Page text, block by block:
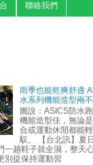
聯絡我們
雨季也能乾爽舒適
水系列機能造型兩
圖說：ASICS防水
機能造型佳，無論
合或運動休閒都能
馭。 【台北訊】夏
一趟鞋子就全濕，整天
別提保持運動習